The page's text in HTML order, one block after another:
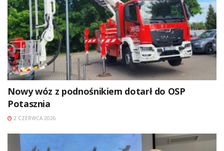
Nowy wóz z podnośnikiem dotarł do OSP
Potasznia
2 CZERWCA 2026